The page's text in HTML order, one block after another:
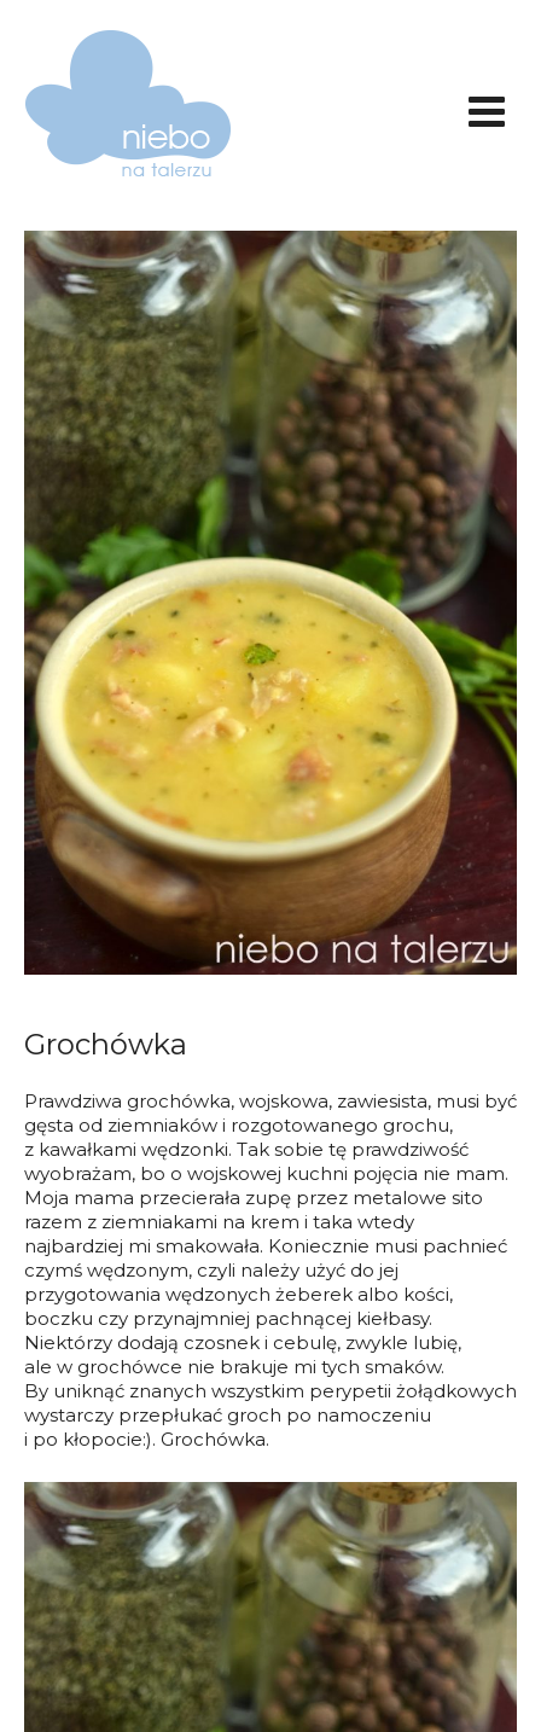
Grochówka
Prawdziwa grochówka, wojskowa, zawiesista, musi być
gęsta od ziemniaków i rozgotowanego grochu,
z kawałkami wędzonki. Tak sobie tę prawdziwość
wyobrażam, bo o wojskowej kuchni pojęcia nie mam.
Moja mama przecierała zupę przez metalowe sito
razem z ziemniakami na krem i taka wtedy
najbardziej mi smakowała. Koniecznie musi pachnieć
czymś wędzonym, czyli należy użyć do jej
przygotowania wędzonych żeberek albo kości,
boczku czy przynajmniej pachnącej kiełbasy.
Niektórzy dodają czosnek i cebulę, zwykle lubię,
ale w grochówce nie brakuje mi tych smaków.
By uniknąć znanych wszystkim perypetii żołądkowych
wystarczy przepłukać groch po namoczeniu
i po kłopocie:). Grochówka.